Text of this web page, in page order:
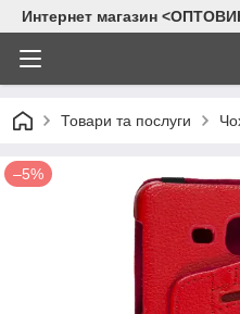
Интернет магазин
Товари та послуги
–5%